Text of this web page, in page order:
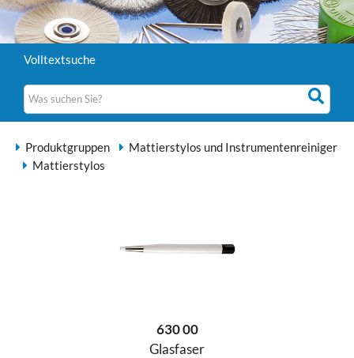
Volltextsuche
Produktgruppen
Mattierstylos und Instrumentenreiniger
Mattierstylos
630 00
Glasfaser